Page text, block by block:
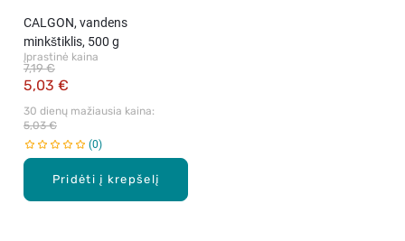
Pridėti į krepšelį
CALGON, vandens
minkštiklis, 500 g
Įprastinė kaina
5,03 €
7,19 €
30 dienų mažiausia kaina:
5,03 €
0